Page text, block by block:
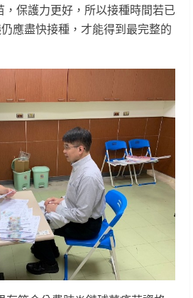
，保護力更好，所以接種時間若已
應盡快接種，才能得到最完整的